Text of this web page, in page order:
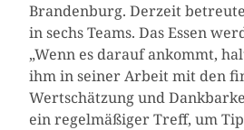
Brandenburg. Derzeit
in sechs Teams. Das Essen
„Wenn es darauf ankommt,
ihm in seiner Arbeit mit den
Wertschätzung und
ein regelmäßiger Treff, um